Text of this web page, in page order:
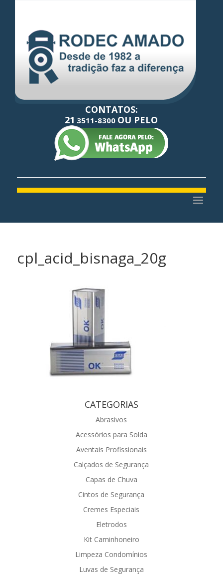
CONTATOS:
21 3511-8300 OU PELO
cpl_acid_bisnaga_20g
CATEGORIAS
Abrasivos
Acessórios para Solda
Aventais Profissionais
Calçados de Segurança
Capas de Chuva
Cintos de Segurança
Cremes Especiais
Eletrodos
Kit Caminhoneiro
Limpeza Condomínios
Luvas de Segurança